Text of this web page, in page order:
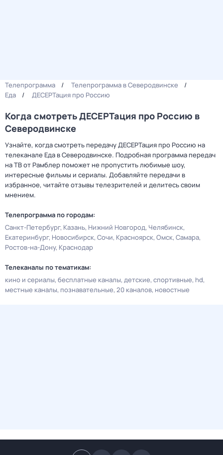
Телепрограмма
Телепрограмма в Северодвинске
Еда
ДЕСЕРТация про Россию
Когда смотреть ДЕСЕРТация про Россию в
Северодвинске
Узнайте, когда смотреть передачу ДЕСЕРТация про Россию на
телеканале Еда в Северодвинске. Подробная программа передач
на ТВ от Рамблер поможет не пропустить любимые шоу,
интересные фильмы и сериалы. Добавляйте передачи в
избранное, читайте отзывы телезрителей и делитесь своим
мнением.
Телепрограмма по городам:
Санкт-Петербург Казань Нижний Новгород Челябинск
Екатеринбург Новосибирск Сочи Красноярск Омск Самара
Ростов-на-Дону Краснодар
Телеканалы по тематикам:
кино и сериалы бесплатные каналы детские спортивные hd
местные каналы познавательные 20 каналов новостные